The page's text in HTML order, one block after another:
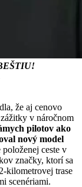
že aj cenovo
v náročnom
pilotov ako
nový model
položenej ceste v
značky, ktorí sa
kilometrovej trase
scenériami.